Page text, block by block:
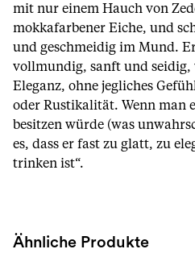
mit nur einem Hauch von
mokkafarbener Eiche, und
und geschmeidig im Mund.
vollmundig, sanft und seidig,
Eleganz, ohne jegliches
oder Rustikalität. Wenn man
besitzen würde (was
es, dass er fast zu glatt, zu
trinken ist“.
Ähnliche Produkte